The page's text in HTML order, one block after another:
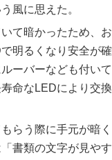
風に思えた。
て暗かったため、
明るくなり安全が
ーバーなども付い
命なLEDにより交
らう際に手元が暗
書類の文字が見や